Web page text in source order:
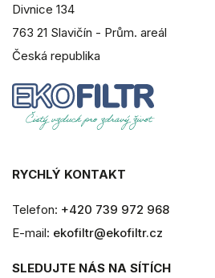
Divnice 134
763 21 Slavičín - Prům. areál
Česká republika
RYCHLÝ KONTAKT
Telefon: +420 739 972 968
E-mail: ekofiltr@ekofiltr.cz
SLEDUJTE NÁS NA SÍTÍCH